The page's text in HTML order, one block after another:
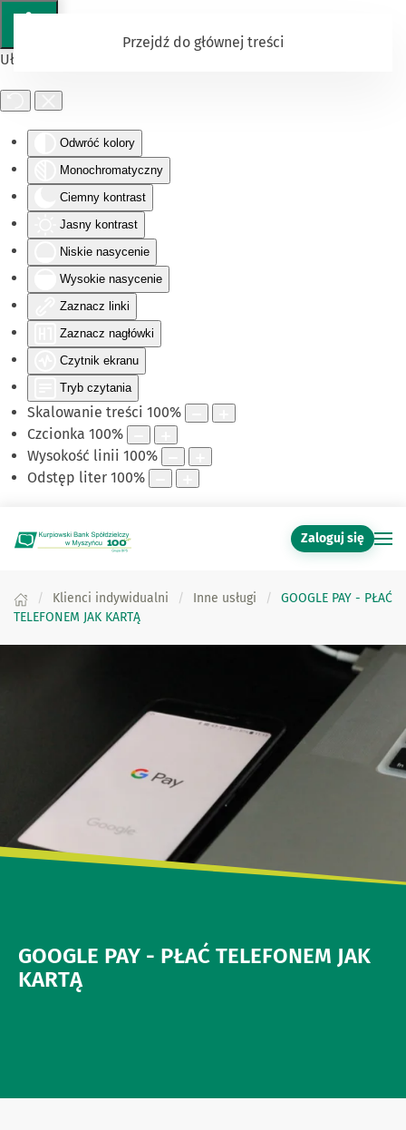
Ułatwienia dostępu
Odwróć kolory
Monochromatyczny
Ciemny kontrast
Jasny kontrast
Niskie nasycenie
Wysokie nasycenie
Zaznacz linki
Zaznacz nagłówki
Czytnik ekranu
Tryb czytania
Skalowanie treści 100%
Czcionka 100%
Wysokość linii 100%
Odstęp liter 100%
Przejdź do głównej treści
Zaloguj się
Klienci indywidualni Inne usługi
GOOGLE PAY - PŁAĆ
TELEFONEM JAK KARTĄ
GOOGLE PAY - PŁAĆ TELEFONEM JAK
KARTĄ